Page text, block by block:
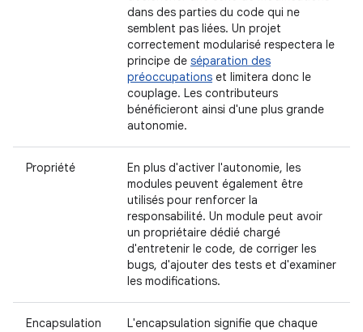
dans des parties du code qui ne
semblent pas liées. Un projet
correctement modularisé respectera le
principe de séparation des
préoccupations et limitera donc le
couplage. Les contributeurs
bénéficieront ainsi d'une plus grande
autonomie.
Propriété
En plus d'activer l'autonomie, les
modules peuvent également être
utilisés pour renforcer la
responsabilité. Un module peut avoir
un propriétaire dédié chargé
d'entretenir le code, de corriger les
bugs, d'ajouter des tests et d'examiner
les modifications.
Encapsulation
L'encapsulation signifie que chaque